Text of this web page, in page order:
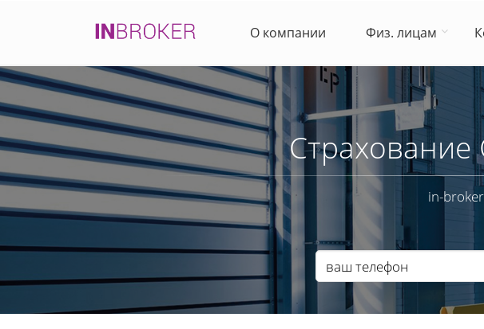
О компании Физ. лицам
in-